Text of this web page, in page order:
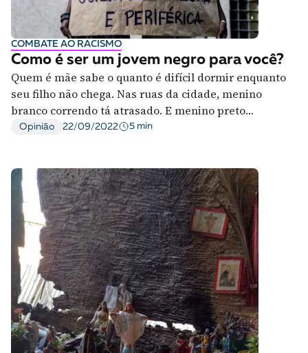
COMBATE AO RACISMO
Como é ser um jovem negro para você?
Quem é mãe sabe o quanto é difícil dormir enquanto
seu filho não chega. Nas ruas da cidade, menino
branco correndo tá atrasado. E menino preto
correndo, é ladrão?
Opinião 22/09/2022 5 min